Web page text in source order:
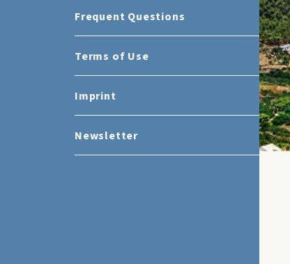
Frequent Questions
Terms of Use
Imprint
Newsletter